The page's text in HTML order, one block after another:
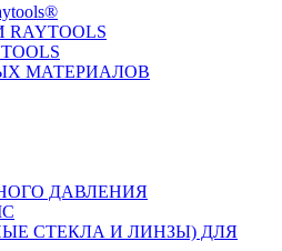
МАТЕРИАЛОВ
ДАВЛЕНИЯ
СТЕКЛА И ЛИНЗЫ) ДЛЯ